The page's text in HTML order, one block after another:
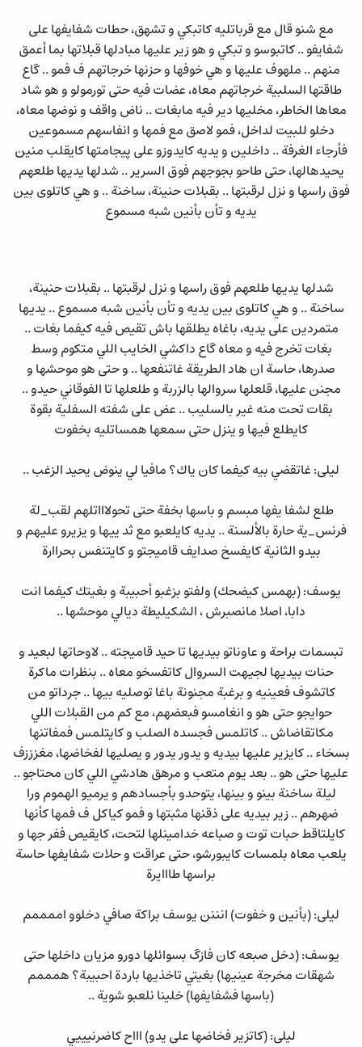
مع شنو قال مع قرباتليه كاتبكي و تشهق، حطات شفايفها على
شفايفو .. كاتبوسو و تبكي و هو زير عليها مبادلها قبلاتها بما أعمق
منهم .. ملهوف عليها و هي خوفها و حزنها خرجاتهم ف فمو .. گاع
طاقتها السلبية خرجاتهم معاه، عضات فيه حتى تورمولو و هو شاد
معاها الخاطر، مخليها دير فيه مابغات .. ناض واقف و نوضها معاه،
دخلو للبيت لداخل، فمو لاصق مع فمها و انفاسهم مسموعين
فأرجاء الغرفة .. داخلين و يديه كايدوزو على پيجامتها كايقلب منين
يحيدهالها، حتى طاحو بجوجهم فوق السرير .. شدلها يديها طلعهم
فوق راسها و نزل لرقبتها .. بقبلات حنينة، ساخنة .. و هي كاتلوى بين
يديه و تأن بأنين شبه مسموع
شدلها يديها طلعهم فوق راسها و نزل لرقبتها .. بقبلات حنينة،
ساخنة .. و هي كاتلوى بين يديه و تأن بأنين شبه مسموع .. يديها
متمردين على يديه، باغاه يطلقها باش تقيص فيه كيفما بغات ..
بغات تخرج فيه و معاه گاع داكشي الخايب اللي متكوم وسط
صدرها، حاسة ان هاد الطريقة غاتنفعها .. و حتى هو موحشها و
مجنن عليها، قلعلها سروالها بالزربة و طلعلها تا الفوقاني حيدو ..
بقات تحت منه غير بالسليب .. عض على شفته السفلية بقوة
كايطلع فيها و ينزل حتى سمعها همساتليه بخفوت
ليلى: غاتقضي بيه كيفما كان ياك؟ مافيا لي ينوض يحيد الزغب ..
طلع لشفا يفها مبسم و باسها بخفة حتى تحولاااتلهم لقب_لة
فرنس_ية حارة بالألسنة .. يديه كايلعبو مع ثد ييها و يزيرو عليهم و
بيدو الثانية كايفسخ صدايف قاميجتو و كايتنفس بحراارة
يوسف: (بهمس كيضحك) ولفتو بزغبو أحبيبة و بغيتك كيفما انت
دابا، اصلا مانصبرش ، الشكيليطة ديالي موحشها ..
تبسمات براحة و عاوناتو بيديها تا حيد قاميجته .. لاوحاتها لبعيد و
حنات بيديها لجيهت السروال كاتفسخو معاه .. بنظرات ماكرة
كاتشوف فعينيه و برغبة مجنونة باغا توصليه بيها .. جرداتو من
حوايجو حتى هو و انغامسو فبعضهم، مع كم من القبلات اللي
مكاتقاضاش .. كاتلمس فجسده الصلب و كايتلمس فمفاتنها
بسخاء .. كايزير عليها بيديه و يدور يدور و يصليها لفخاضها، مغزززف
عليها حتى هو .. بعد يوم متعب و مرهق هادشي اللي كان محتاجو ..
ليلة ساخنة بينو و بينها، يتوحدو بأجسادهم و يرميو الهموم ورا
ضهرهم .. زير بيديه على ذقنها مثبتها و فمو كياكل ف فمها كأنها
كايلتاقط حبات توت و صباعه خدامينلها لتحت، كايقيص ففر جها و
يلعب معاه بلمسات كايبورشو، حتى عراقت و حلات شفايفها حاسة
براسها طااايرة
ليلى: (بأنين و خفوت) انننن يوسف براكة صافي دخلوو اممممم
يوسف: (دخل صبعه كان فازگ بسوائلها دورو مزيان داخلها حتى
شهقات مخرجة عينيها) بغيتي تاخذيها باردة احبيبة؟ همممم
(باسها فشفايفها) خلينا نلعبو شوية ..
ليلى: (كاتزير فخاضها على يدو) اااح كاضرنيييي